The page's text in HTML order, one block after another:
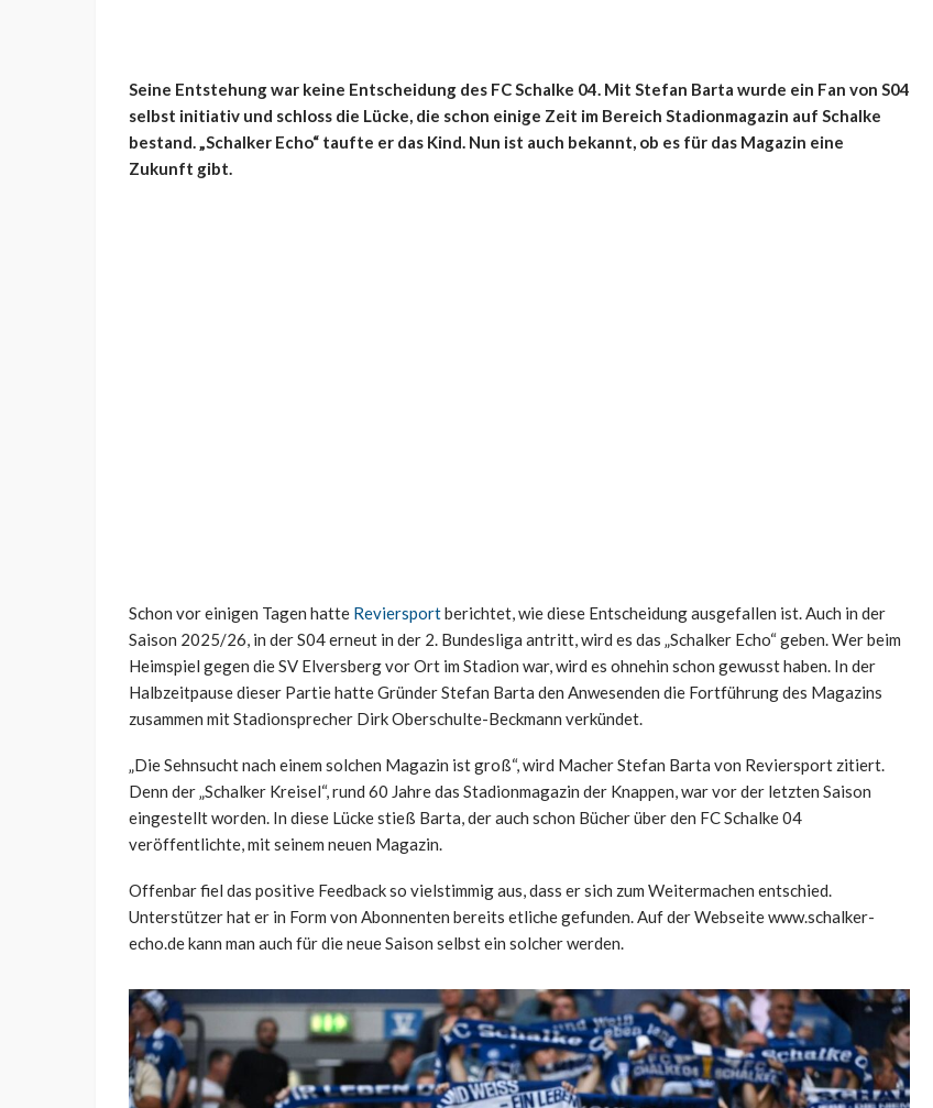
Seine Entstehung war keine Entscheidung des FC Schalke 04. Mit Stefan Barta wurde ein Fan von S04
selbst initiativ und schloss die Lücke, die schon einige Zeit im Bereich Stadionmagazin auf Schalke
bestand. „Schalker Echo“ taufte er das Kind. Nun ist auch bekannt, ob es für das Magazin eine
Zukunft gibt.
Schon vor einigen Tagen hatte Reviersportberichtet, wie diese Entscheidung ausgefallen ist. Auch in der
Saison 2025/26, in der S04 erneut in der 2. Bundesliga antritt, wird es das „Schalker Echo“ geben. Wer beim
Heimspiel gegen die SV Elversberg vor Ort im Stadion war, wird es ohnehin schon gewusst haben. In der
Halbzeitpause dieser Partie hatte Gründer Stefan Barta den Anwesenden die Fortführung des Magazins
zusammen mit Stadionsprecher Dirk Oberschulte-Beckmann verkündet.
„Die Sehnsucht nach einem solchen Magazin ist groß“, wird Macher Stefan Barta von Reviersport zitiert.
Denn der „Schalker Kreisel“, rund 60 Jahre das Stadionmagazin der Knappen, war vor der letzten Saison
eingestellt worden. In diese Lücke stieß Barta, der auch schon Bücher über den FC Schalke 04
veröffentlichte, mit seinem neuen Magazin.
Offenbar fiel das positive Feedback so vielstimmig aus, dass er sich zum Weitermachen entschied.
Unterstützer hat er in Form von Abonnenten bereits etliche gefunden. Auf der Webseite www.schalker-
echo.de kann man auch für die neue Saison selbst ein solcher werden.